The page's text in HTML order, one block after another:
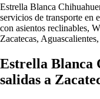
Estrella Blanca
servicios de transporte en
con asientos reclinables,
Zacatecas,
Estrella Blanca
salidas a